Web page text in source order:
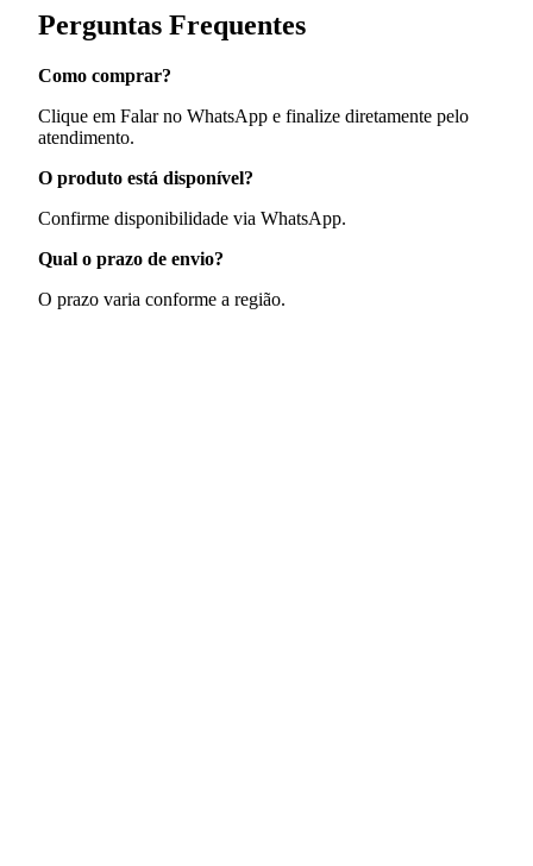
Perguntas Frequentes
Como comprar?
Clique em Falar no WhatsApp e finalize diretamente pelo
atendimento.
O produto está disponível?
Confirme disponibilidade via WhatsApp.
Qual o prazo de envio?
O prazo varia conforme a região.